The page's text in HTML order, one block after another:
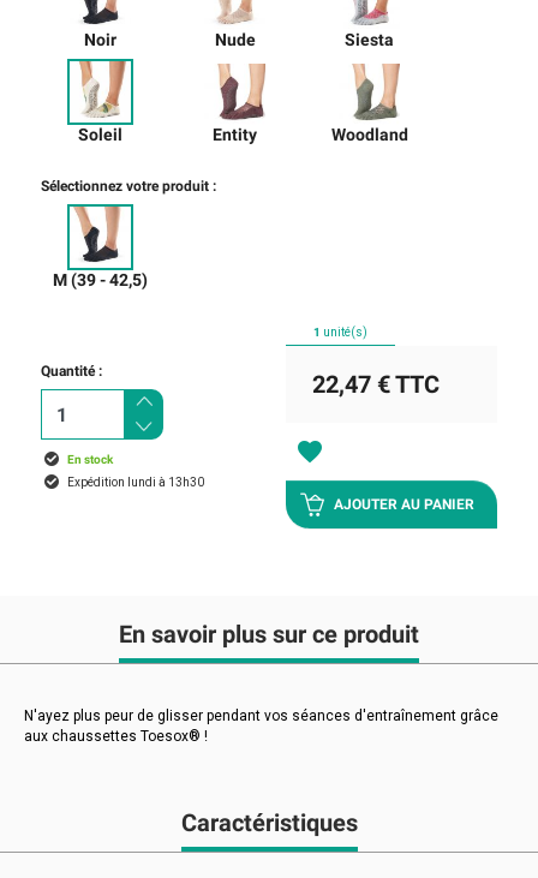
Noir Nude Siesta
Soleil Entity Woodland
Sélectionnez votre produit :
M (39 - 42,5)
Quantité :
En stock
Expédition lundi à 13h30
1 unité(s)
22,47 €TTC
favorite
AJOUTER AU PANIER
En savoir plus sur ce produit
N'ayez plus peur de glisser pendant vos séances d'entraînement grâce
aux chaussettes Toesox® !
Caractéristiques